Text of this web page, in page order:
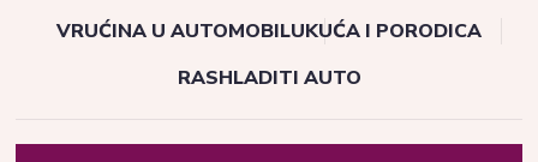
VRUĆINA U AUTOMOBILUKUĆA I PORODICA
RASHLADITI AUTO